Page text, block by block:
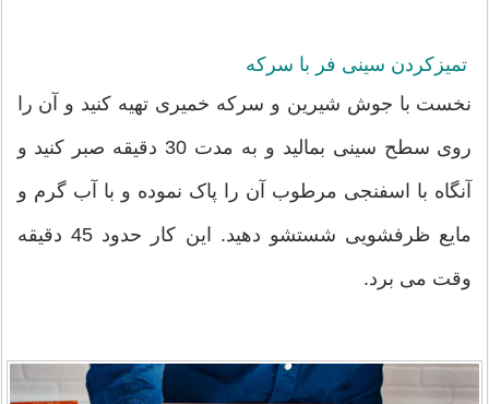
تمیزکردن سینی فر با سرکه
نخست با جوش شیرین و سرکه خمیری تهیه کنید و آن را
روی سطح سینی بمالید و به مدت 30 دقیقه صبر کنید و
آنگاه با اسفنجی مرطوب آن را پاک نموده و با آب گرم و
مایع ظرفشویی شستشو دهید. این کار حدود 45 دقیقه
وقت می برد.